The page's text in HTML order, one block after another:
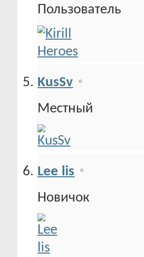
Пользователь
KusSv
Местный
Lee lis
Новичок